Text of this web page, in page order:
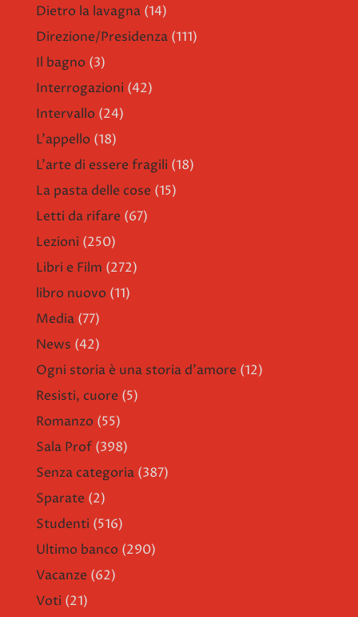
Dietro la lavagna (14)
Direzione/Presidenza (111)
Il bagno (3)
Interrogazioni (42)
Intervallo (24)
L'appello (18)
L'arte di essere fragili (18)
La pasta delle cose (15)
Letti da rifare (67)
Lezioni (250)
Libri e Film (272)
libro nuovo (11)
Media (77)
News (42)
Ogni storia è una storia d'amore (12)
Resisti, cuore (5)
Romanzo (55)
Sala Prof (398)
Senza categoria (387)
Sparate (2)
Studenti (516)
Ultimo banco (290)
Vacanze (62)
Voti (21)